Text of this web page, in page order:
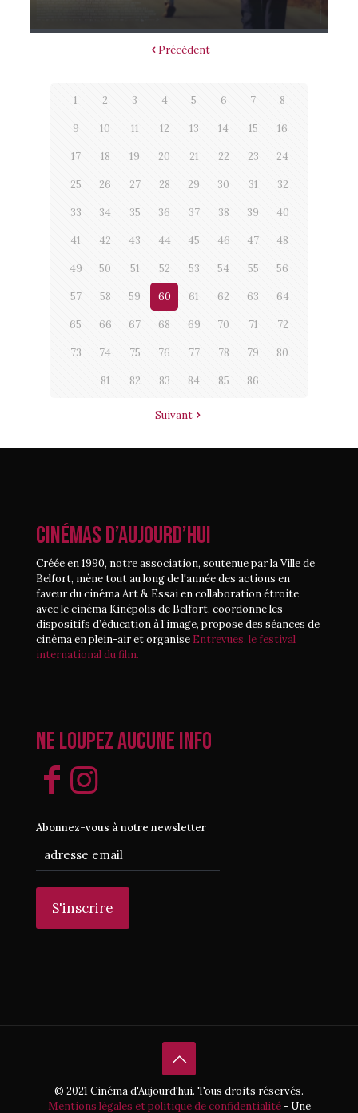
Précédent
1 2 3 4 5 6 7 8
9 10 11 12 13 14 15 16
17 18 19 20 21 22 23 24
25 26 27 28 29 30 31 32
33 34 35 36 37 38 39 40
41 42 43 44 45 46 47 48
49 50 51 52 53 54 55 56
57 58 59 60 61 62 63 64
65 66 67 68 69 70 71 72
73 74 75 76 77 78 79 80
81 82 83 84 85 86
Suivant
CINÉMAS D’AUJOURD’HUI
Créée en 1990, notre association, soutenue par la Ville de
Belfort, mène tout au long de l'année des actions en
faveur du cinéma Art & Essai en collaboration étroite
avec le cinéma Kinépolis de Belfort, coordonne les
dispositifs d’éducation à l’image, propose des séances de
cinéma en plein-air et organise Entrevues, le festival
international du film.
Ne loupez aucune info
Abonnez-vous à notre newsletter
© 2021 Cinéma d'Aujourd'hui. Tous droits réservés.
Mentions légales et politique de confidentialité- Une